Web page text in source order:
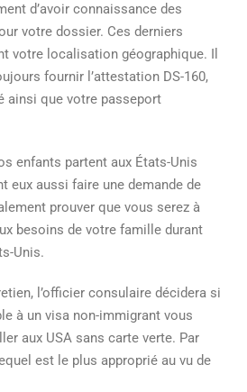
d’avoir connaissance des
votre dossier. Ces derniers
votre localisation géographique. Il
fournir l’attestation DS-160,
ainsi que votre passeport
enfants partent aux États-Unis
eux aussi faire une demande de
prouver que vous serez à
besoins de votre famille durant
Unis.
l’officier consulaire décidera si
à un visa non-immigrant vous
aux USA sans carte verte. Par
est le plus approprié au vu de